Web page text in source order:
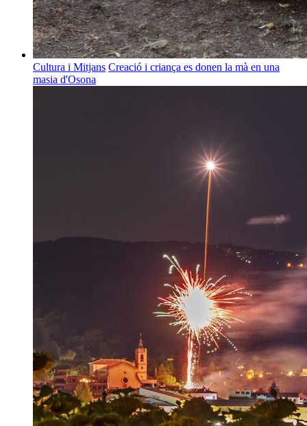
Cultura i Mitjans Creació i criança es donen la mà en una
masia d'Osona